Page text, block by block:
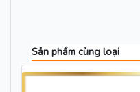
Sản phẩm cùng loại